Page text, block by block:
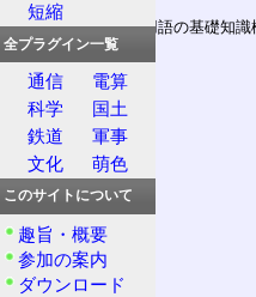
通信用語の基礎知識
短縮
全プラグイン一覧
通信
電算
科学
国土
鉄道
軍事
文化
萌色
このサイトについて
趣旨・概要
参加の案内
ダウンロード